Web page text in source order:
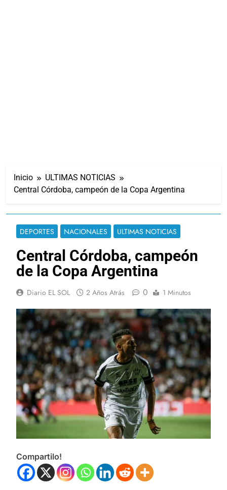
Inicio
ULTIMAS NOTICIAS
Central Córdoba, campeón de la Copa Argentina
DEPORTES NACIONALES ULTIMAS NOTICIAS
Central Córdoba, campeón
de la Copa Argentina
Diario EL SOL 2 Años Atrás 0 1 Minutos
Compartilo!